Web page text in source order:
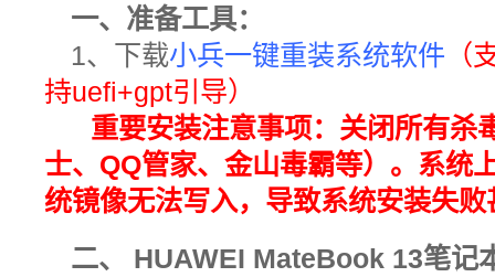
一、准备工具：
1、下载小兵一键重装系统软件 （
持uefi+gpt引导）
重要安装注意事项： 关闭所有杀
士、QQ管家、金山毒霸等）。系统
统镜像无法写入，导致系统安装失败
二、
HUAWEI MateBook 13笔记